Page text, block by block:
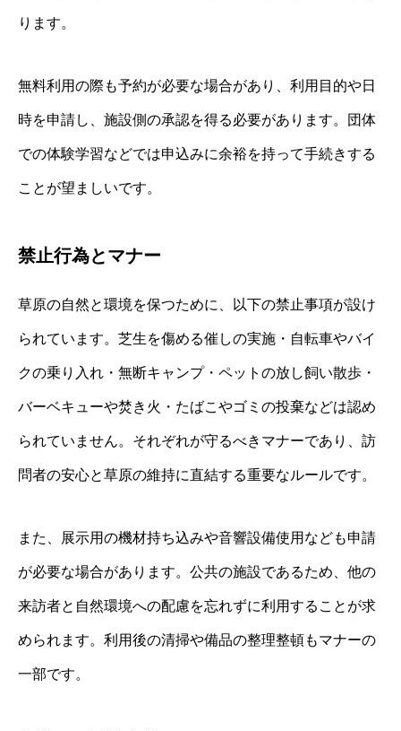
ります。
無料利用の際も予約が必要な場合があり、利用目的や日
時を申請し、施設側の承認を得る必要があります。団体
での体験学習などでは申込みに余裕を持って手続きする
ことが望ましいです。
禁止行為とマナー
草原の自然と環境を保つために、以下の禁止事項が設け
られています。芝生を傷める催しの実施・自転車やバイ
クの乗り入れ・無断キャンプ・ペットの放し飼い散歩・
バーベキューや焚き火・たばこやゴミの投棄などは認め
られていません。それぞれが守るべきマナーであり、訪
問者の安心と草原の維持に直結する重要なルールです。
また、展示用の機材持ち込みや音響設備使用なども申請
が必要な場合があります。公共の施設であるため、他の
来訪者と自然環境への配慮を忘れずに利用することが求
められます。利用後の清掃や備品の整理整頓もマナーの
一部です。